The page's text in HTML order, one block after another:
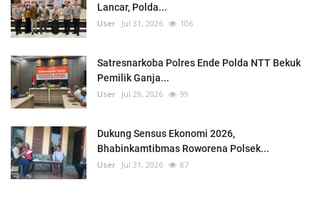
Lancar, Polda...
User Jul 31, 2026 106
Satresnarkoba Polres Ende Polda NTT Bekuk
Pemilik Ganja...
User Jul 29, 2026 99
Dukung Sensus Ekonomi 2026,
Bhabinkamtibmas Roworena Polsek...
User Jul 31, 2026 87